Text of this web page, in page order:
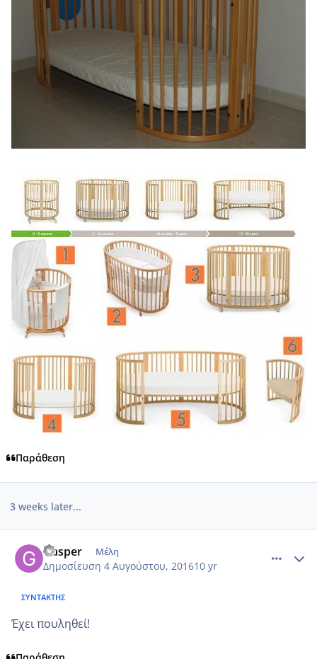
Παράθεση
3 weeks later...
Gasper Μέλη
Δημοσίευση 4 Αυγούστου, 201610 yr
ΣΥΝΤΆΚΤΗΣ
Έχει πουληθεί!